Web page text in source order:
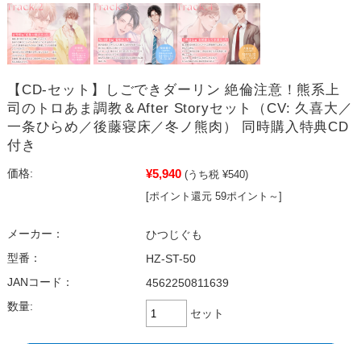
【CD-セット】しごできダーリン 絶倫注意！熊系上
司のトロあま調教＆After Storyセット（CV: 久喜大／
一条ひらめ／後藤寝床／冬ノ熊肉） 同時購入特典CD
付き
価格: ¥5,940 (うち税 ¥540)
[ポイント還元 59ポイント～]
メーカー：
ひつじぐも
型番：
HZ-ST-50
JANコード：
4562250811639
数量:
セット